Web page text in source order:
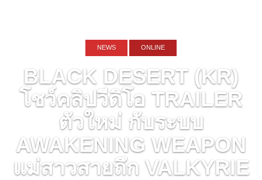
NEWS ONLINE
BLACK DESERT (KR)
โชว์คลิปวีดิโอ TRAILER
ตัวใหม่ กับระบบ
AWAKENING WEAPON
แม่สาวสายถึก VALKYRIE